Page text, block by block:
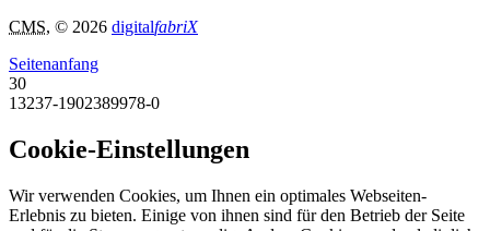
CMS, © 2026 digitalfabriX
Seitenanfang
30
13237-1902389978-0
Cookie-Einstellungen
Wir verwenden Cookies, um Ihnen ein optimales Webseiten-
Erlebnis zu bieten. Einige von ihnen sind für den Betrieb der Seite